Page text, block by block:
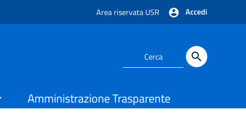
Area riservata USR Accedi
Amministrazione Trasparente